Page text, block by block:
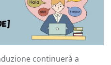
continuerà a